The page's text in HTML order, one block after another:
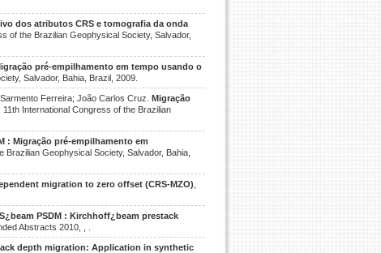
dos atributos CRS e tomografia da onda
of the Brazilian Geophysical Society, Salvador,
pré-empilhamento em tempo usando o
Salvador, Bahia, Brazil, 2009.
Ferreira; João Carlos Cruz. Migração
11th International Congress of the Brazilian
: Migração pré-empilhamento em
Brazilian Geophysical Society, Salvador, Bahia,
migration to zero offset (CRS-MZO)
PSDM : Kirchhoff¿beam prestack
Abstracts 2010, , .
depth migration: Application in synthetic